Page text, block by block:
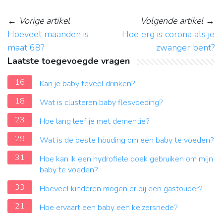
← Vorige artikel
Hoeveel maanden is
maat 68?
Volgende artikel→
Hoe erg is corona als je
zwanger bent?
Laatste toegevoegde vragen
16
Kan je baby teveel drinken?
18
Wat is clusteren baby flesvoeding?
23
Hoe lang leef je met dementie?
29
Wat is de beste houding om een baby te voeden?
31
Hoe kan ik een hydrofiele doek gebruiken om mijn
baby te voeden?
33
Hoeveel kinderen mogen er bij een gastouder?
21
Hoe ervaart een baby een keizersnede?